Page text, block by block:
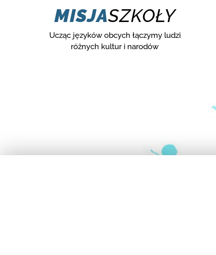
MISJASZKOŁY
Ucząc języków obcych łączymy ludzi
różnych kultur i narodów